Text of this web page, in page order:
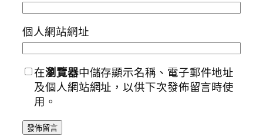
個人網站網址
在瀏覽器中儲存顯示名稱、電子郵件地址
及個人網站網址，以供下次發佈留言時使
用。